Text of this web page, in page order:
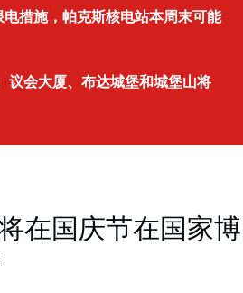
措施，帕克斯核电站本周末可能
议会大厦、布达城堡和城堡山将
在国庆节在国家博